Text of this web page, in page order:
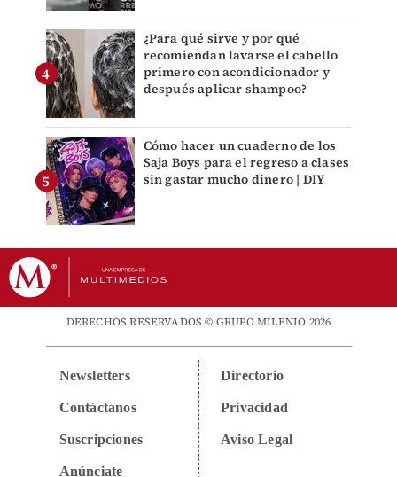
¿Para qué sirve y por qué
recomiendan lavarse el cabello
primero con acondicionador y
después aplicar shampoo?
Cómo hacer un cuaderno de los
Saja Boys para el regreso a clases
sin gastar mucho dinero | DIY
DERECHOS RESERVADOS © GRUPO MILENIO 2026
Newsletters
Contáctanos
Suscripciones
Anúnciate
Directorio
Privacidad
Aviso Legal